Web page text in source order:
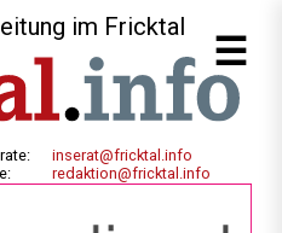
im Fricktal
inserat@fricktal.info
redaktion@fricktal.info